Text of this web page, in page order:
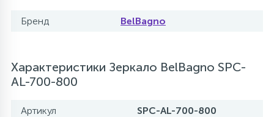
Бренд BelBagno
Характеристики Зеркало BelBagno SPC-
AL-700-800
Артикул
SPC-AL-700-800